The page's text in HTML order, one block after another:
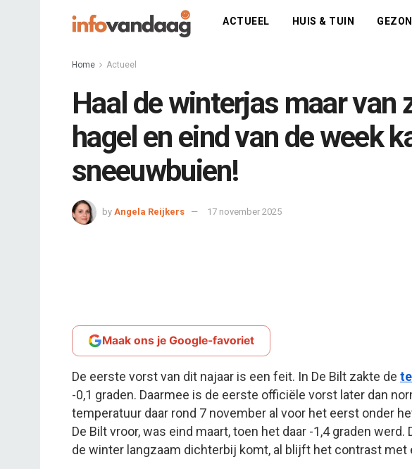
ACTUEEL HUIS & TUIN
Home Actueel
Haal de winterjas maar van
hagel en eind van de week
sneeuwbuien!
by Angela Reijkers 17 november 2025
Maak ons je Google-favoriet
De eerste vorst van dit najaar is een feit. In De Bilt zakte de
-0,1 graden. Daarmee is de eerste officiële vorst later dan
temperatuur daar rond 7 november al voor het eerst onder
De Bilt vroor, was eind maart, toen het daar -1,4 graden
de winter langzaam dichterbij komt, al blijft het contrast met